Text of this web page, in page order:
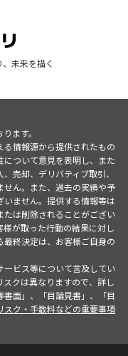
未来を描く
ます。
情報源から提供されたもの
ついて意見を表明し、また
売却、デリバティブ取引、
せん。また、過去の実績や予
ません。提供する情報等は
は削除されることがござい
が取った行動の結果に対し
終決定は、お客様ご自身の
ビス等について言及してい
クは異なりますので、詳し
面」、「目論見書」、「目
スク・手数料などの重要事項